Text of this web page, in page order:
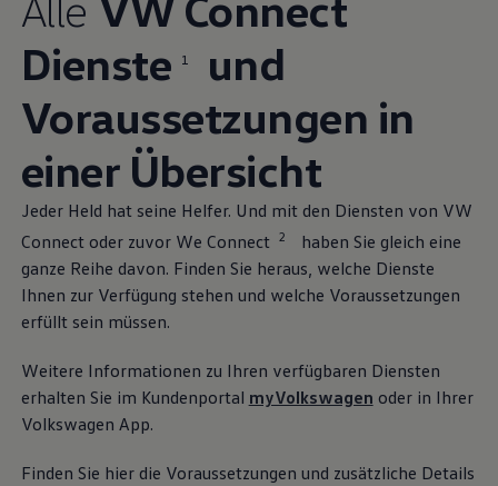
Dienste
1
und
Voraussetzungen in
einer Übersicht
Jeder Held hat seine Helfer. Und mit den Diensten von VW
Connect oder zuvor We Connect 2
haben Sie gleich eine
ganze Reihe davon. Finden Sie heraus, welche Dienste
Ihnen zur Verfügung stehen und welche Voraussetzungen
erfüllt sein müssen.
Weitere Informationen zu Ihren verfügbaren Diensten
erhalten Sie im Kundenportal myVolkswagen oder in Ihrer
Volkswagen App.
Finden Sie hier die Voraussetzungen und zusätzliche Details